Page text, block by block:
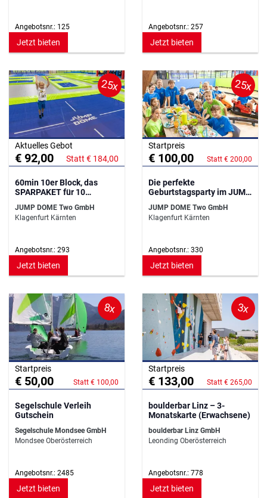
Angebotsnr.: 125
Jetzt bieten
Angebotsnr.: 257
Jetzt bieten
25x
Aktuelles Gebot
€ 92,00 Statt € 184,00
60min 10er Block, das
SPARPAKET für 10
JUMP DOME Two GmbH
Klagenfurt Kärnten
Angebotsnr.: 293
Jetzt bieten
25x
Startpreis
€ 100,00 Statt € 200,00
Die perfekte
Geburtstagsparty im JUMP
JUMP DOME Two GmbH
Klagenfurt Kärnten
Angebotsnr.: 330
Jetzt bieten
8x
Startpreis
€ 50,00 Statt € 100,00
Segelschule Verleih
Gutschein
Segelschule Mondsee GmbH
Mondsee Oberösterreich
Angebotsnr.: 2485
Jetzt bieten
3x
Startpreis
€ 133,00 Statt € 265,00
boulderbar Linz – 3-
Monatskarte (Erwachsene)
boulderbar Linz GmbH
Leonding Oberösterreich
Angebotsnr.: 778
Jetzt bieten